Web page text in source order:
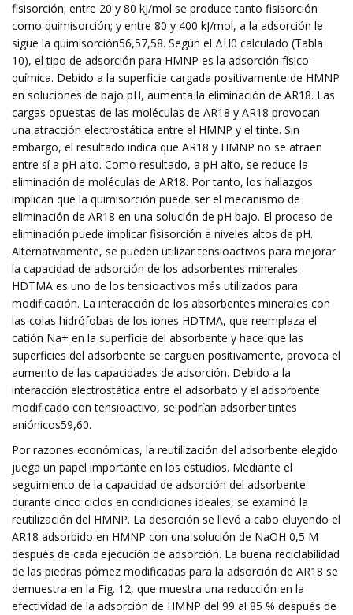
fisisorción; entre 20 y 80 kJ/mol se produce tanto fisisorción
como quimisorción; y entre 80 y 400 kJ/mol, a la adsorción le
sigue la quimisorción56,57,58. Según el ΔH0 calculado (Tabla
10), el tipo de adsorción para HMNP es la adsorción físico-
química. Debido a la superficie cargada positivamente de HMNP
en soluciones de bajo pH, aumenta la eliminación de AR18. Las
cargas opuestas de las moléculas de AR18 y AR18 provocan
una atracción electrostática entre el HMNP y el tinte. Sin
embargo, el resultado indica que AR18 y HMNP no se atraen
entre sí a pH alto. Como resultado, a pH alto, se reduce la
eliminación de moléculas de AR18. Por tanto, los hallazgos
implican que la quimisorción puede ser el mecanismo de
eliminación de AR18 en una solución de pH bajo. El proceso de
eliminación puede implicar fisisorción a niveles altos de pH.
Alternativamente, se pueden utilizar tensioactivos para mejorar
la capacidad de adsorción de los adsorbentes minerales.
HDTMA es uno de los tensioactivos más utilizados para
modificación. La interacción de los absorbentes minerales con
las colas hidrófobas de los iones HDTMA, que reemplaza el
catión Na+ en la superficie del absorbente y hace que las
superficies del adsorbente se carguen positivamente, provoca el
aumento de las capacidades de adsorción. Debido a la
interacción electrostática entre el adsorbato y el adsorbente
modificado con tensioactivo, se podrían adsorber tintes
aniónicos59,60.
Por razones económicas, la reutilización del adsorbente elegido
juega un papel importante en los estudios. Mediante el
seguimiento de la capacidad de adsorción del adsorbente
durante cinco ciclos en condiciones ideales, se examinó la
reutilización del HMNP. La desorción se llevó a cabo eluyendo el
AR18 adsorbido en HMNP con una solución de NaOH 0,5 M
después de cada ejecución de adsorción. La buena reciclabilidad
de las piedras pómez modificadas para la adsorción de AR18 se
demuestra en la Fig. 12, que muestra una reducción en la
efectividad de la adsorción de HMNP del 99 al 85 % después de